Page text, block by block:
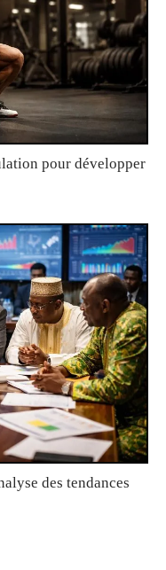
pour développer
des tendances